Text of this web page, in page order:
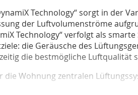
Technology“ sorgt in der
der Luftvolumenströme
Technology“ verfolgt als
die Geräusche des
die bestmögliche Luftqualität
die Wohnung zentralen